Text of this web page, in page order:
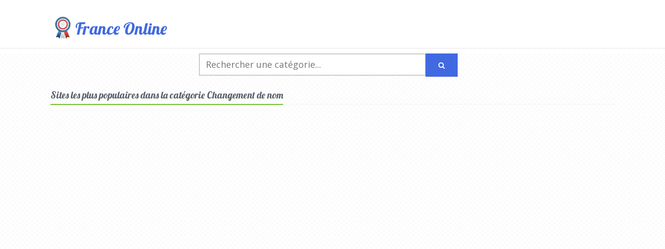
France Online
Sites les plus populaires dans la catégorie Changement de nom